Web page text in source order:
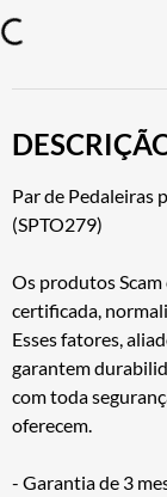
Par de Pedaleiras
(SPTO279)
Os produtos
certificada,
Esses fatores,
garantem
com toda
oferecem.
- Garantia de 3